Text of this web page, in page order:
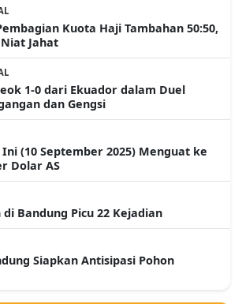
Kuota Haji Tambahan 50:50,
Jahat
1-0 dari Ekuador dalam Duel
dan Gengsi
Ini (10 September 2025) Menguat ke
Dolar AS
Bandung Picu 22 Kejadian
Siapkan Antisipasi Pohon